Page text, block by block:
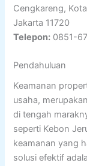
Cengkareng,
Jakarta 11720
Telepon: 0851-
Pendahuluan
Keamanan
usaha,
di tengah
seperti Kebon
keamanan yang
solusi efektif